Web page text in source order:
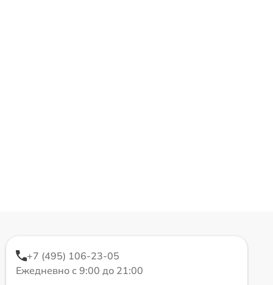
+7 (495) 106-23-05
Ежедневно с 9:00 до 21:00